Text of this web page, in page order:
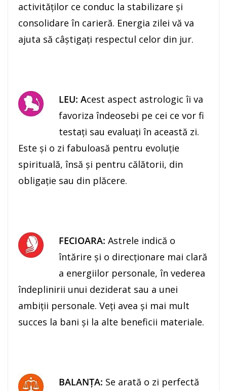
activităţilor ce conduc la stabilizare şi
consolidare în carieră. Energia zilei vă va
ajuta să câştigaţi respectul celor din jur.
LEU: Acest aspect astrologic îi va
favoriza îndeosebi pe cei ce vor fi
testaţi sau evaluaţi în această zi.
Este şi o zi fabuloasă pentru evoluţie
spirituală, însă şi pentru călătorii, din
obligaţie sau din plăcere.
FECIOARA: Astrele indică o
întărire şi o direcţionare mai clară
a energiilor personale, în vederea
îndeplinirii unui deziderat sau a unei
ambiţii personale. Veţi avea şi mai mult
succes la bani şi la alte beneficii materiale.
BALANŢA: Se arată o zi perfectă